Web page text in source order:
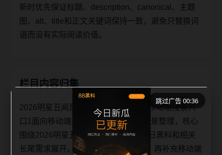
新时优先保证标题、description、canonical、主题
图、alt、title和正文关键词保持一致，避免只替换词
语而没有实际阅读价值。
栏目内容归集
2026明星丑闻黑料实时更新今日黑料移动端搜索入
口1面向移动端搜索和站内连续阅读场景整理，核心
围绕2026明星丑闻黑料实时更新、今日黑料和相关
长尾需求展开。页面先给出清晰主题，再补充移动端
跳过广告 00:36